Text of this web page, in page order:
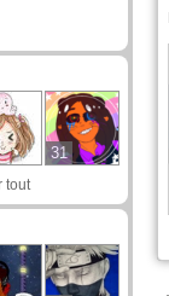
31
tout